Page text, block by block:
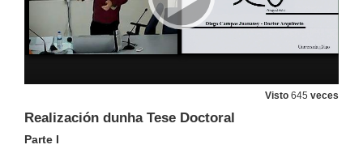
Visto 645 veces
Realización dunha Tese Doctoral
Parte I